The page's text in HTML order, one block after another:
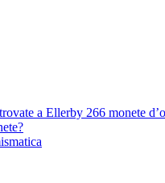
a Ellerby 266 monete